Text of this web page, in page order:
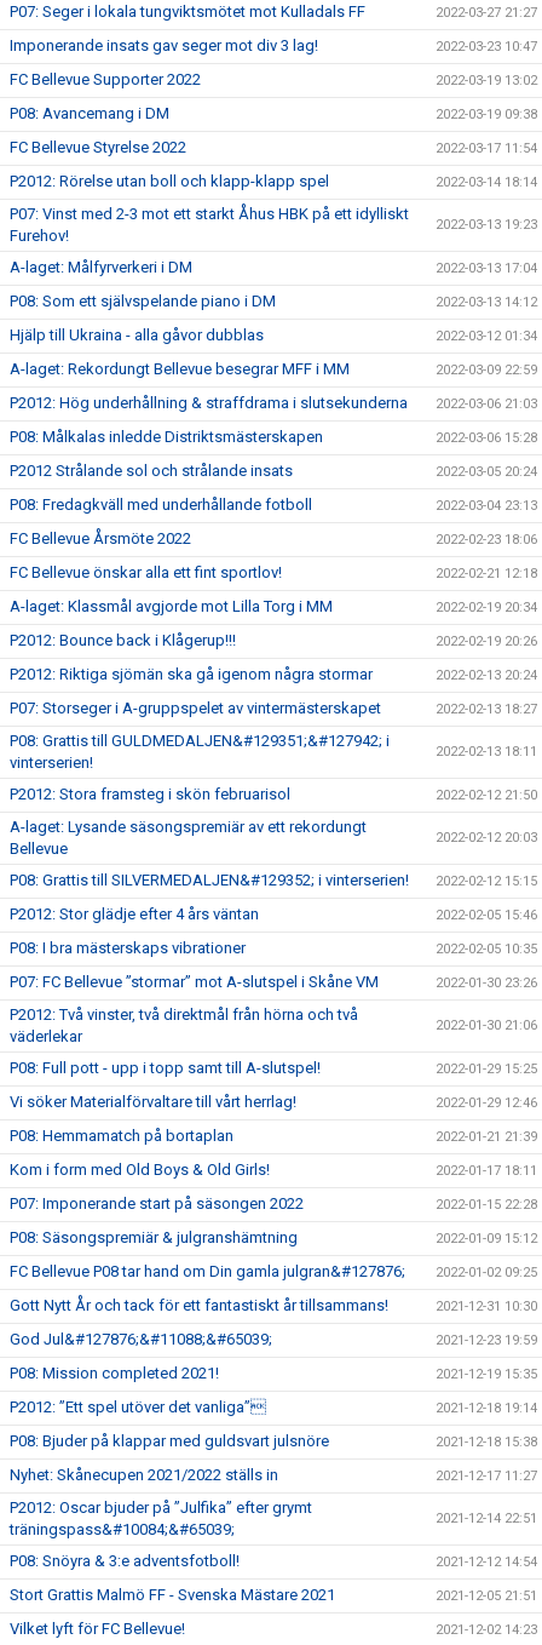
P07: Seger i lokala tungviktsmötet mot Kulladals FF 2022-03-27 21:27
Imponerande insats gav seger mot div 3 lag! 2022-03-23 10:47
FC Bellevue Supporter 2022 2022-03-19 13:02
P08: Avancemang i DM 2022-03-19 09:38
FC Bellevue Styrelse 2022 2022-03-17 11:54
P2012: Rörelse utan boll och klapp-klapp spel 2022-03-14 18:14
P07: Vinst med 2-3 mot ett starkt Åhus HBK på ett idylliskt
Furehov!
2022-03-13 19:23
A-laget: Målfyrverkeri i DM 2022-03-13 17:04
P08: Som ett självspelande piano i DM 2022-03-13 14:12
Hjälp till Ukraina - alla gåvor dubblas 2022-03-12 01:34
A-laget: Rekordungt Bellevue besegrar MFF i MM 2022-03-09 22:59
P2012: Hög underhållning & straffdrama i slutsekunderna 2022-03-06 21:03
P08: Målkalas inledde Distriktsmästerskapen 2022-03-06 15:28
P2012 Strålande sol och strålande insats 2022-03-05 20:24
P08: Fredagkväll med underhållande fotboll 2022-03-04 23:13
FC Bellevue Årsmöte 2022 2022-02-23 18:06
FC Bellevue önskar alla ett fint sportlov! 2022-02-21 12:18
A-laget: Klassmål avgjorde mot Lilla Torg i MM 2022-02-19 20:34
P2012: Bounce back i Klågerup!!! 2022-02-19 20:26
P2012: Riktiga sjömän ska gå igenom några stormar 2022-02-13 20:24
P07: Storseger i A-gruppspelet av vintermästerskapet 2022-02-13 18:27
P08: Grattis till GULDMEDALJEN&#129351;&#127942; i
vinterserien!
2022-02-13 18:11
P2012: Stora framsteg i skön februarisol 2022-02-12 21:50
A-laget: Lysande säsongspremiär av ett rekordungt
Bellevue
2022-02-12 20:03
P08: Grattis till SILVERMEDALJEN&#129352; i vinterserien! 2022-02-12 15:15
P2012: Stor glädje efter 4 års väntan 2022-02-05 15:46
P08: I bra mästerskaps vibrationer 2022-02-05 10:35
P07: FC Bellevue ”stormar” mot A-slutspel i Skåne VM 2022-01-30 23:26
P2012: Två vinster, två direktmål från hörna och två
väderlekar
2022-01-30 21:06
P08: Full pott - upp i topp samt till A-slutspel! 2022-01-29 15:25
Vi söker Materialförvaltare till vårt herrlag! 2022-01-29 12:46
P08: Hemmamatch på bortaplan 2022-01-21 21:39
Kom i form med Old Boys & Old Girls! 2022-01-17 18:11
P07: Imponerande start på säsongen 2022 2022-01-15 22:28
P08: Säsongspremiär & julgranshämtning 2022-01-09 15:12
FC Bellevue P08 tar hand om Din gamla julgran&#127876; 2022-01-02 09:25
Gott Nytt År och tack för ett fantastiskt år tillsammans! 2021-12-31 10:30
God Jul&#127876;&#11088;&#65039; 2021-12-23 19:59
P08: Mission completed 2021! 2021-12-19 15:35
P2012: ”Ett spel utöver det vanliga” 2021-12-18 19:14
P08: Bjuder på klappar med guldsvart julsnöre 2021-12-18 15:38
Nyhet: Skånecupen 2021/2022 ställs in 2021-12-17 11:27
P2012: Oscar bjuder på ”Julfika” efter grymt
träningspass&#10084;&#65039;
2021-12-14 22:51
P08: Snöyra & 3:e adventsfotboll! 2021-12-12 14:54
Stort Grattis Malmö FF - Svenska Mästare 2021 2021-12-05 21:51
Vilket lyft för FC Bellevue! 2021-12-02 14:23